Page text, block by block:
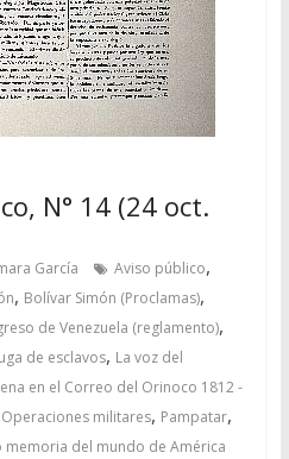
N° 14 (24 oct.
García Aviso público,
, Bolívar Simón (Proclamas),
de Venezuela (reglamento),
de esclavos, La voz del
en el Correo del Orinoco 1812 -
Operaciones militares, Pampatar,
memoria del mundo de América